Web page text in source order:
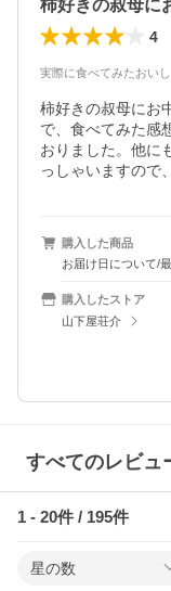
4
実際に食べてみたおい
柿好きの叔母にお
で、食べてみた感
おりました。他に
っしゃいますので
購入した商品
お届け日について/
購入したストア
山下屋荘介
すべてのレビュ
1 - 20件 / 195件
星の数